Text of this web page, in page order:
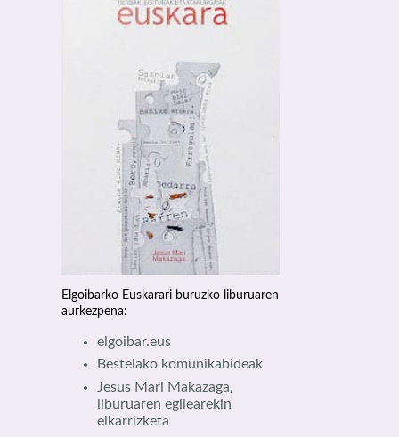
Elgoibarko Euskarari buruzko liburuaren
aurkezpena:
elgoibar.eus
Bestelako komunikabideak
Jesus Mari Makazaga,
liburuaren egilearekin
elkarrizketa